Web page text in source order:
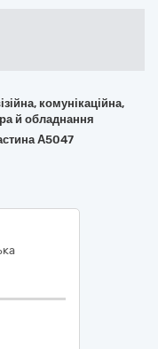
комунікаційна,
й обладнання
А5047